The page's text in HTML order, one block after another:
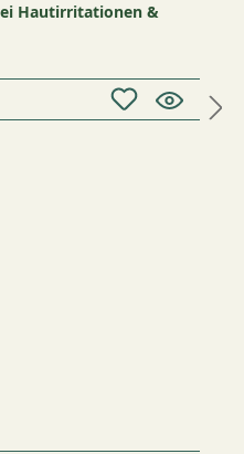
Hautirritationen &